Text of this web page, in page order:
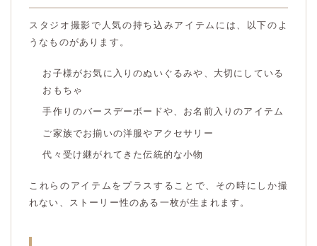
スタジオ撮影で人気の持ち込みアイテムには、以下のよ
うなものがあります。
お子様がお気に入りのぬいぐるみや、大切にしている
おもちゃ
手作りのバースデーボードや、お名前入りのアイテム
ご家族でお揃いの洋服やアクセサリー
代々受け継がれてきた伝統的な小物
これらのアイテムをプラスすることで、その時にしか撮
れない、ストーリー性のある一枚が生まれます。